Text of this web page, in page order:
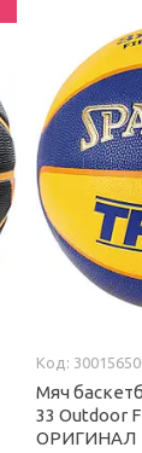
Мяч
33 Outdoor
ОРИГИНАЛ